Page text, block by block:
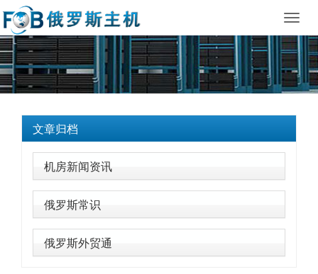
文章归档
机房新闻资讯
俄罗斯常识
俄罗斯外贸通